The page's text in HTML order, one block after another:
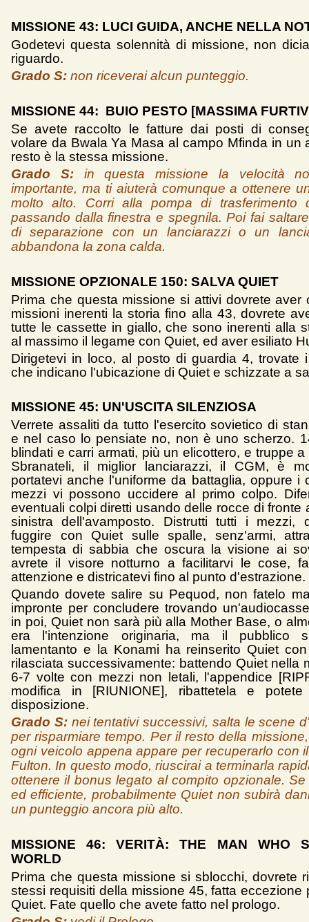
MISSIONE 43: LUCI GUIDA, ANCHE NELLA
Godetevi questa solennità di missione, non
riguardo.
Grado S: non riceverai alcun punteggio.
MISSIONE 44: BUIO PESTO [MASSIMA
Se avete raccolto le fatture dai posti di
volare da Bwala Ya Masa al campo Mfinda in un
resto è la stessa missione.
Grado S:in questa missione la velocità
importante, ma ti aiuterà comunque a ottenere
molto alto. Corri alla pompa di trasferimento
passando dalla finestra e spegnila. Poi fai
di separazione con un lanciarazzi o un
abbandona la zona calda.
MISSIONE OPZIONALE 150: SALVA QUIET
Prima che questa missione si attivi dovrete aver
missioni inerenti la storia fino alla 43, dovrete
tutte le cassette in giallo, che sono inerenti alla
al massimo il legame con Quiet, ed aver esiliato
Dirigetevi in loco, al posto di guardia 4, trovate
che indicano l'ubicazione di Quiet e schizzate a
MISSIONE 45: UN'USCITA SILENZIOSA
Verrete assaliti da tutto l'esercito sovietico di
e nel caso lo pensiate no, non è uno scherzo.
blindati e carri armati, più un elicottero, e truppe
Sbranateli, il miglior lanciarazzi, il CGM, è
portatevi anche l'uniforme da battaglia, oppure i
mezzi vi possono uccidere al primo colpo.
eventuali colpi diretti usando delle rocce di fronte
sinistra dell'avamposto. Distrutti tutti i mezzi,
fuggire con Quiet sulle spalle, senz'armi,
tempesta di sabbia che oscura la visione ai
avrete il visore notturno a facilitarvi le cose,
attenzione e districatevi fino al punto d'estrazione.
Quando dovete salire su Pequod, non fatelo
impronte per concludere trovando
in poi, Quiet non sarà più alla Mother Base, o
era l'intenzione originaria, ma il pubblico
lamentanto e la Konami ha reinserito Quiet
rilasciata successivamente: battendo Quiet nella
6-7 volte con mezzi non letali, l'appendice
modifica in [RIUNIONE], ribattetela e
disposizione.
Grado S:nei tentativi successivi, salta le scene
per risparmiare tempo. Per il resto della
ogni veicolo appena appare per recuperarlo con
Fulton. In questo modo, riuscirai a terminarla
ottenere il bonus legato al compito opzionale.
ed efficiente, probabilmente Quiet non subirà
un punteggio ancora più alto.
MISSIONE 46: VERITÀ: THE MAN WHO
WORLD
Prima che questa missione si sblocchi, dovrete
stessi requisiti della missione 45, fatta eccezione
Quiet. Fate quello che avete fatto nel prologo.